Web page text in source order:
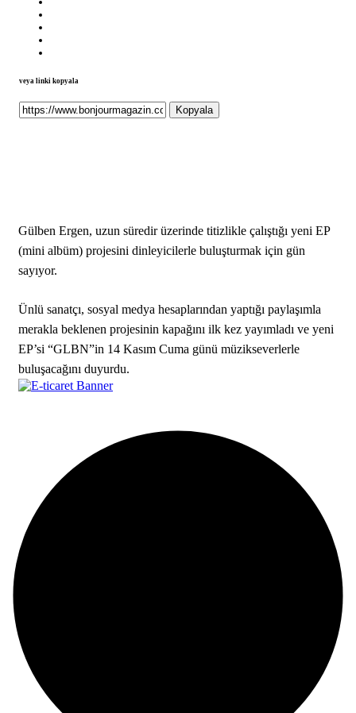
veya linki kopyala
Kopyala
Gülben Ergen, uzun süredir üzerinde titizlikle çalıştığı yeni EP
(mini albüm) projesini dinleyicilerle buluşturmak için gün
sayıyor.
Ünlü sanatçı, sosyal medya hesaplarından yaptığı paylaşımla
merakla beklenen projesinin kapağını ilk kez yayımladı ve yeni
EP’si “GLBN”in 14 Kasım Cuma günü müzikseverlerle
buluşacağını duyurdu.